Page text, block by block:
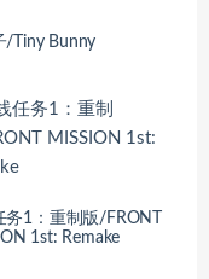
/Tiny Bunny
务1：重制版/FRONT
1st: Remake